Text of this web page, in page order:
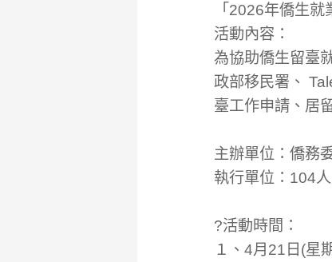
「2026年僑生就
活動內容：
為協助僑生留臺
政部移民署、
臺工作申請、居
主辦單位：僑務
執行單位：104
?活動時間：
１、4月21日(星